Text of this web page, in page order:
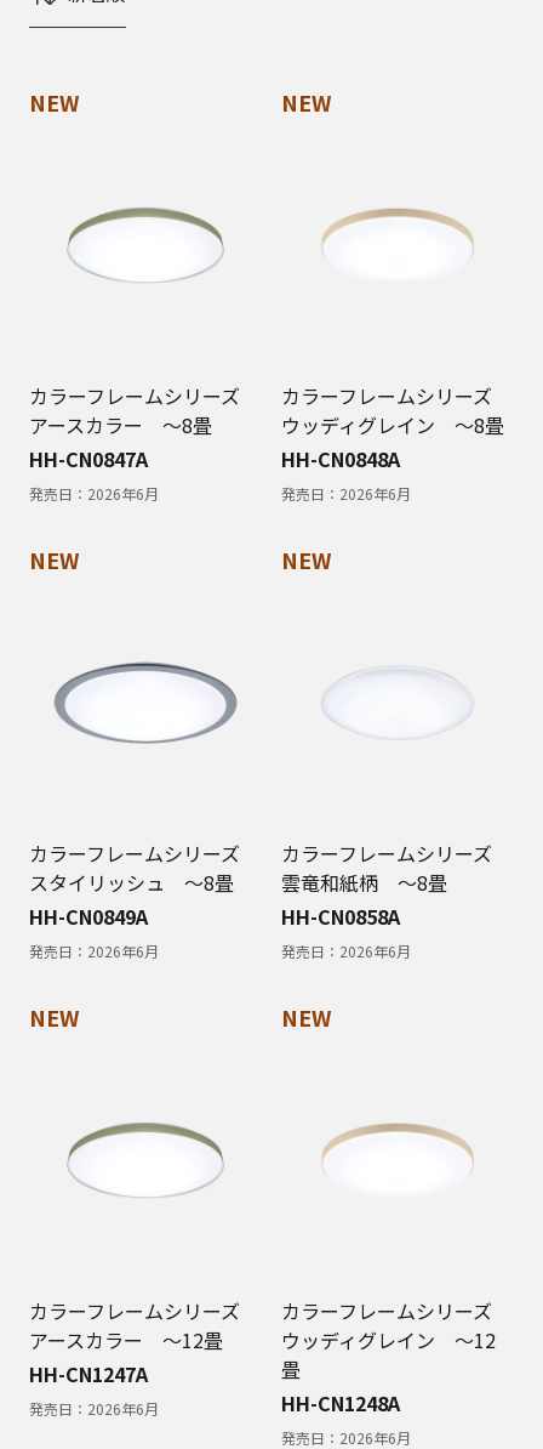
NEW
カラーフレームシリーズ
アースカラー ～8畳
HH-CN0847A
発売日： 2026年6月
NEW
カラーフレームシリーズ
ウッディグレイン ～8畳
HH-CN0848A
発売日： 2026年6月
NEW
カラーフレームシリーズ
スタイリッシュ ～8畳
HH-CN0849A
発売日： 2026年6月
NEW
カラーフレームシリーズ
雲竜和紙柄 〜8畳
HH-CN0858A
発売日： 2026年6月
NEW
カラーフレームシリーズ
アースカラー ～12畳
HH-CN1247A
発売日： 2026年6月
NEW
カラーフレームシリーズ
ウッディグレイン ～12
畳
HH-CN1248A
発売日： 2026年6月